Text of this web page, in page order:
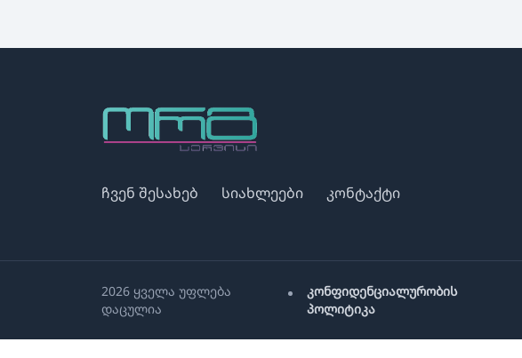
ჩვენ შესახებ სიახლეები კონტაქტი
2026 ყველა უფლება
დაცულია
კონფიდენციალურობის
პოლიტიკა